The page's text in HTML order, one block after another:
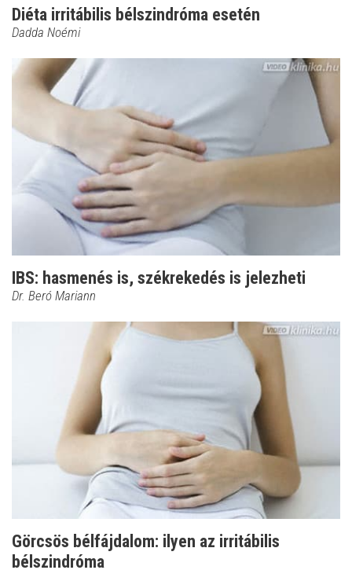
Diéta irritábilis bélszindróma esetén
Dadda Noémi
IBS: hasmenés is, székrekedés is jelezheti
Dr. Beró Mariann
Görcsös bélfájdalom: ilyen az irritábilis
bélszindróma